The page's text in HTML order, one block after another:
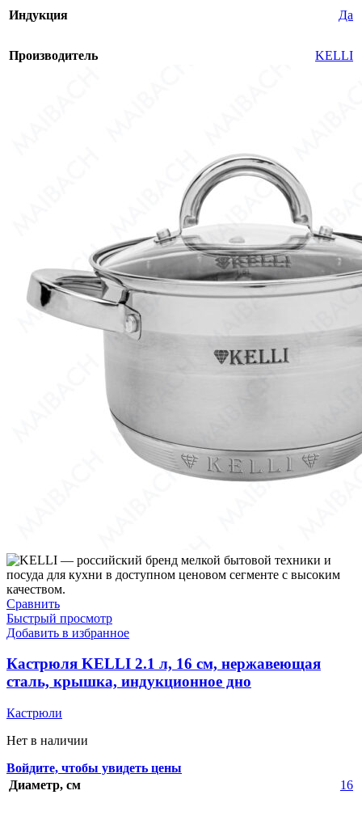
Индукция Да
Производитель KELLI
Сравнить
Быстрый просмотр
Добавить в избранное
Кастрюля KELLI 2.1 л, 16 см, нержавеющая
сталь, крышка, индукционное дно
Кастрюли
Нет в наличии
Войдите, чтобы увидеть цены
Диаметр, см
16